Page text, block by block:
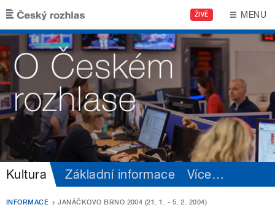
Přejít k hlavnímu obsahu
ŽIVĚ MENU
Kultura Základní informace Více…
INFORMACE JANÁČKOVO BRNO 2004 (21. 1. - 5. 2. 2004)